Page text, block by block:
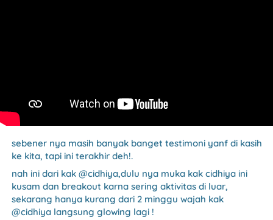
sebener nya masih banyak banget testimoni yanf di kasih
ke kita, tapi ini terakhir deh!.
nah ini dari kak @cidhiya,dulu nya muka kak cidhiya ini
kusam dan breakout karna sering aktivitas di luar,
sekarang hanya kurang dari 2 minggu wajah kak
@cidhiya langsung glowing lagi !